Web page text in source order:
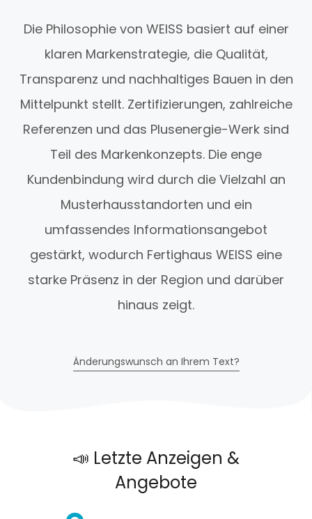
Die Philosophie von WEISS basiert auf einer
klaren Markenstrategie, die Qualität,
Transparenz und nachhaltiges Bauen in den
Mittelpunkt stellt. Zertifizierungen, zahlreiche
Referenzen und das Plusenergie-Werk sind
Teil des Markenkonzepts. Die enge
Kundenbindung wird durch die Vielzahl an
Musterhausstandorten und ein
umfassendes Informationsangebot
gestärkt, wodurch Fertighaus WEISS eine
starke Präsenz in der Region und darüber
hinaus zeigt.
Änderungswunsch an Ihrem Text?